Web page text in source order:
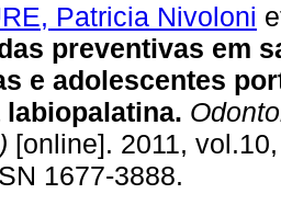
Patricia Nivoloni
preventivas em
e adolescentes
.
[online]. 2011,
1677-3888.